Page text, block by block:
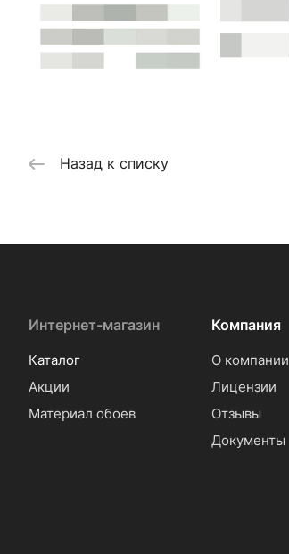
Назад к списку
Интернет-магазин
Каталог
Акции
Материал обоев
Компания
О компании
Лицензии
Отзывы
Документы